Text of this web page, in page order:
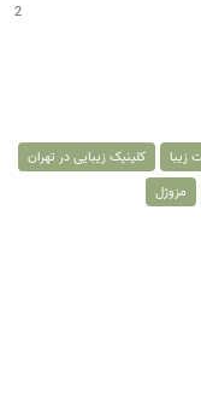
2
زیبا
کلینیک زیبایی در تهران
مزوژل